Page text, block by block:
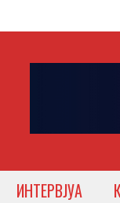
ИНТЕРВЈУА